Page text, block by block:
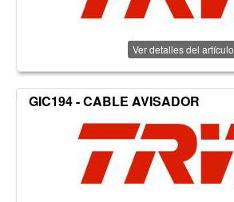
Ver detalles del artículo
GIC194 - CABLE AVISADOR